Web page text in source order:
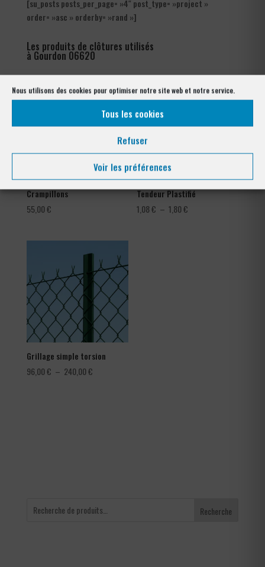
Nous utilisons des cookies pour optimiser notre site web et notre service.
Tous les cookies
Refuser
Voir les préférences
[su_posts posts_per_page= »4″ post_type= »project »
order= »asc » orderby= »rand »]
Les produits de clôtures utilisés
à Gourdon 06620
Crampillons
55,00€
Tendeur Plastifié
1,08€ – 1,80€
Grillage simple torsion
96,00€ – 240,00€Plage
Recherche